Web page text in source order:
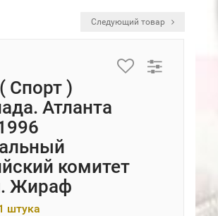
Следующий товар
Спорт )
Атланта
комитет
Жираф
штука